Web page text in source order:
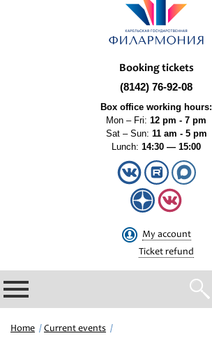
Booking tickets
(8142) 76-92-08
Box office working hours:
Mon – Fri: 12 pm - 7 pm
Sat – Sun: 11 am - 5 pm
Lunch: 14:30 — 15:00
My account
Ticket refund
Philharmonic
Home Current events